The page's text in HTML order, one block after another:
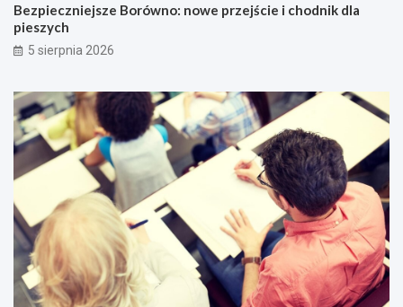
Bezpieczniejsze Borówno: nowe przejście i chodnik dla
pieszych
5 sierpnia 2026